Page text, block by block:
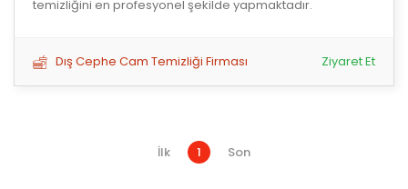
temizliğini en profesyonel şekilde yapmaktadır.
Dış Cephe Cam Temizliği Firması Ziyaret Et
İlk 1 Son